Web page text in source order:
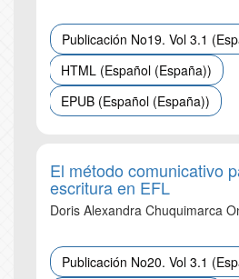
Publicación No19. Vol 3.1
HTML (Español (España))
EPUB (Español (España))
El método comunicativo
escritura en EFL
Doris Alexandra Chuquimarca
Publicación No20. Vol 3.1